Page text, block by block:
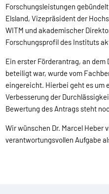
Forschungsleistungen
Elsland, Vizepräsident der
WITM und akademischer
Forschungsprofil des Instituts
Ein erster Förderantrag, an dem
beteiligt war, wurde vom
eingereicht. Hierbei geht es um
Verbesserung der
Bewertung des Antrags steht
Wir wünschen Dr. Marcel Heber
verantwortungsvollen Aufgabe